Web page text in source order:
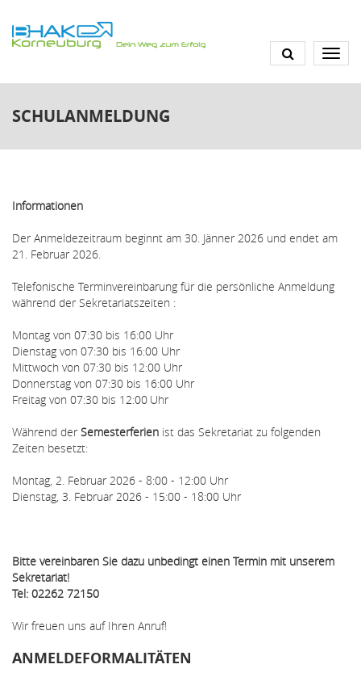
zum
Inhalt
SCHULANMELDUNG
Informationen
Der Anmeldezeitraum beginnt am 30. Jänner 2026 und endet am
21. Februar 2026.
Telefonische Terminvereinbarung für die persönliche Anmeldung
während der Sekretariatszeiten :
Montag von 07:30 bis 16:00 Uhr
Dienstag von 07:30 bis 16:00 Uhr
Mittwoch von 07:30 bis 12:00 Uhr
Donnerstag von 07:30 bis 16:00 Uhr
Freitag von 07:30 bis 12:00 Uhr
Während derSemesterferien ist das Sekretariat zu folgenden
Zeiten besetzt:
Montag, 2. Februar 2026 - 8:00 - 12:00 Uhr
Dienstag, 3. Februar 2026 - 15:00 - 18:00 Uhr
Bitte vereinbaren Sie dazu unbedingt einen Termin mit unserem
Sekretariat!
Tel: 02262 72150
Wir freuen uns auf Ihren Anruf!
ANMELDEFORMALITÄTEN